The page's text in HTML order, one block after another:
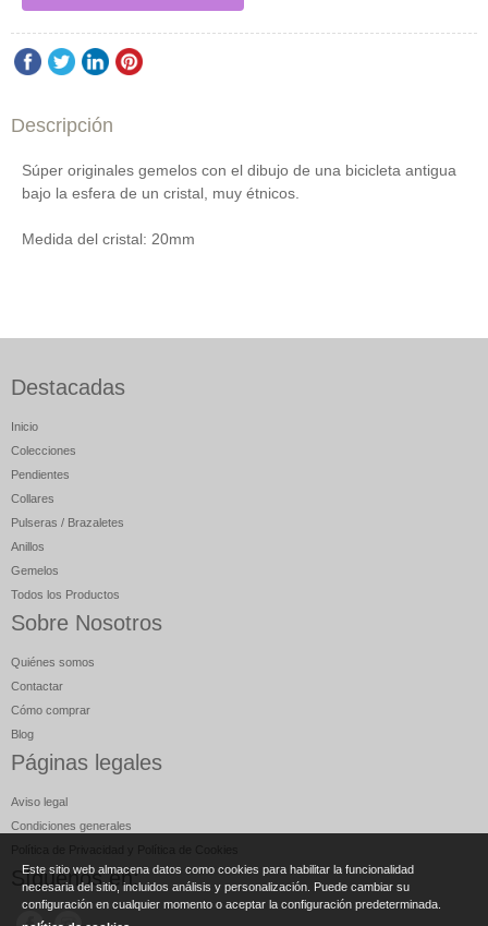
Descripción
Súper originales gemelos con el dibujo de una bicicleta antigua
bajo la esfera de un cristal, muy étnicos.
Medida del cristal: 20mm
Destacadas
Inicio
Colecciones
Pendientes
Collares
Pulseras / Brazaletes
Anillos
Gemelos
Todos los Productos
Sobre Nosotros
Quiénes somos
Contactar
Cómo comprar
Blog
Páginas legales
Aviso legal
Condiciones generales
Síguenos en:
Este sitio web almacena datos como cookies para habilitar la funcionalidad
necesaria del sitio, incluidos análisis y personalización. Puede cambiar su
configuración en cualquier momento o aceptar la configuración predeterminada.